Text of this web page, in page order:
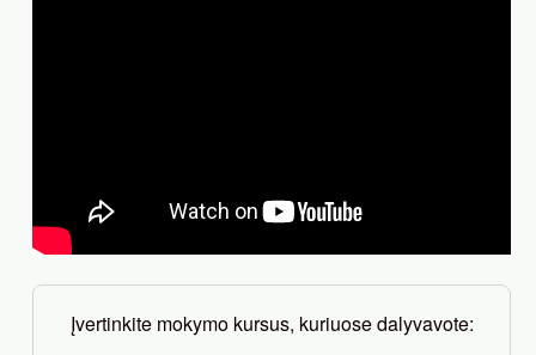
Įvertinkite mokymo kursus, kuriuose dalyvavote: